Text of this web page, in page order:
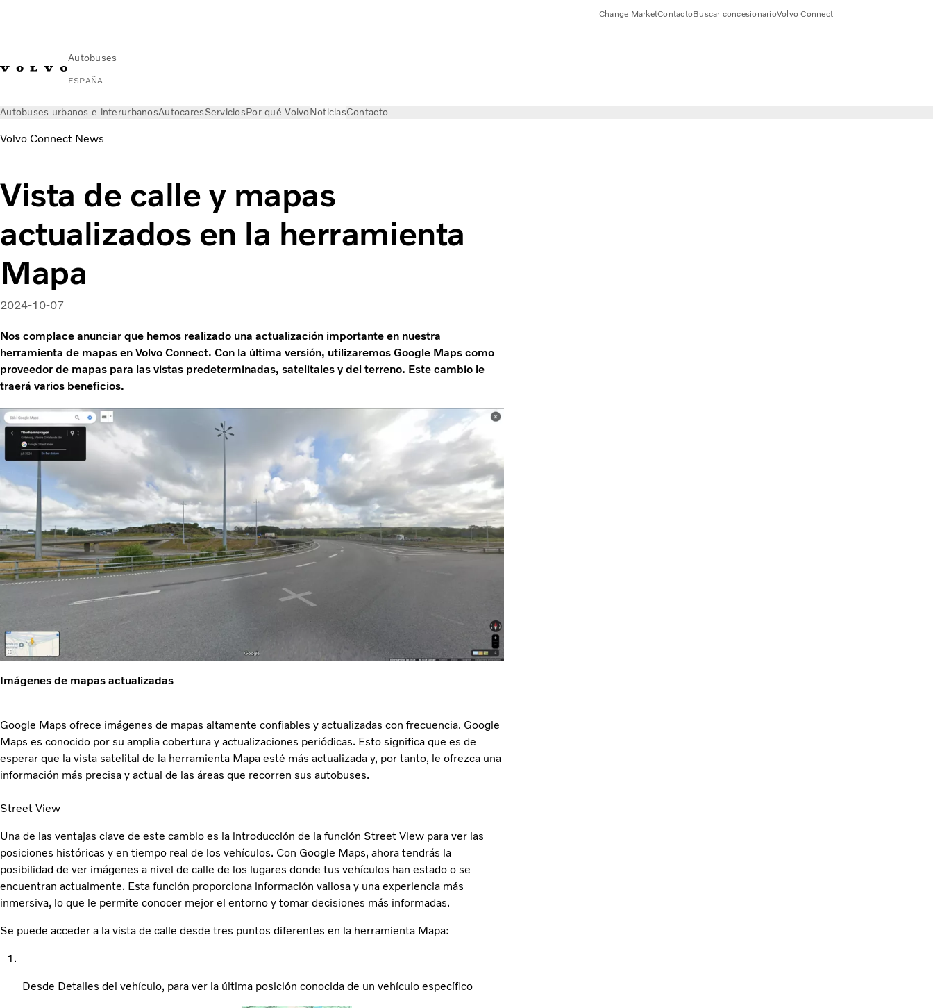
Autobuses
ESPAÑA
Change MarketContactoBuscar concesionarioVolvo Connect
Autobuses urbanos e interurbanosAutocaresServiciosPor qué VolvoNoticiasContacto
Volvo Connect News
Vista de calle y mapas
actualizados en la herramienta
Mapa
2024-10-07
Nos complace anunciar que hemos realizado una actualización importante en nuestra
herramienta de mapas en Volvo Connect. Con la última versión, utilizaremos Google Maps como
proveedor de mapas para las vistas predeterminadas, satelitales y del terreno. Este cambio le
traerá varios beneficios.
Imágenes de mapas actualizadas
Google Maps ofrece imágenes de mapas altamente confiables y actualizadas con frecuencia. Google
Maps es conocido por su amplia cobertura y actualizaciones periódicas. Esto significa que es de
esperar que la vista satelital de la herramienta Mapa esté más actualizada y, por tanto, le ofrezca una
información más precisa y actual de las áreas que recorren sus autobuses.
Street View
Una de las ventajas clave de este cambio es la introducción de la función Street View para ver las
posiciones históricas y en tiempo real de los vehículos. Con Google Maps, ahora tendrás la
posibilidad de ver imágenes a nivel de calle de los lugares donde tus vehículos han estado o se
encuentran actualmente. Esta función proporciona información valiosa y una experiencia más
inmersiva, lo que le permite conocer mejor el entorno y tomar decisiones más informadas.
Se puede acceder a la vista de calle desde tres puntos diferentes en la herramienta Mapa:
Desde Detalles del vehículo, para ver la última posición conocida de un vehículo específico